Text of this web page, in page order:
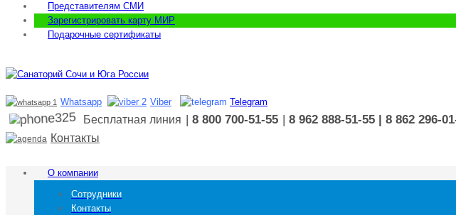
Представителям СМИ
Зарегистрировать карту МИР
Подарочные сертификаты
Whatsapp Viber Telegram
Бесплатная линия | 8 800 700-51-55 | 8 962 888-51-55 | 8 862 296-
Контакты
О компании
Сотрудники
Контакты